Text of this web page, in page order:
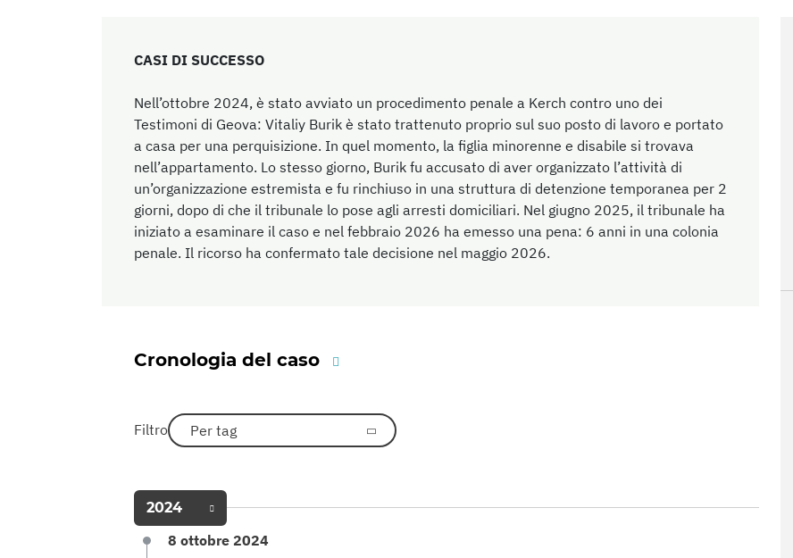
CASI DI SUCCESSO
Nell’ottobre 2024, è stato avviato un procedimento penale a Kerch contro uno dei
Testimoni di Geova: Vitaliy Burik è stato trattenuto proprio sul suo posto di lavoro e portato
a casa per una perquisizione. In quel momento, la figlia minorenne e disabile si trovava
nell’appartamento. Lo stesso giorno, Burik fu accusato di aver organizzato l’attività di
un’organizzazione estremista e fu rinchiuso in una struttura di detenzione temporanea per 2
giorni, dopo di che il tribunale lo pose agli arresti domiciliari. Nel giugno 2025, il tribunale ha
iniziato a esaminare il caso e nel febbraio 2026 ha emesso una pena: 6 anni in una colonia
penale. Il ricorso ha confermato tale decisione nel maggio 2026.
Cronologia del caso
Filtro Per tag
2024
8 ottobre 2024